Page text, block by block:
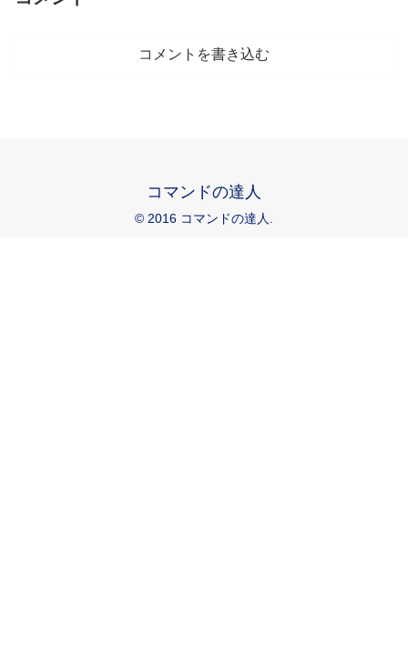
コメントを書き込む
コマンドの達人
© 2016 コマンドの達人.